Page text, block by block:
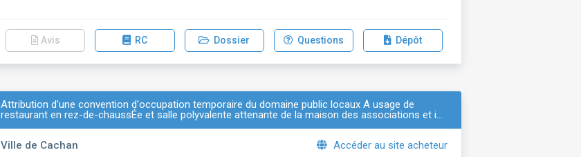
Avis RC Dossier Questions Dépôt
Attribution d'une convention d'occupation temporaire du domaine public locaux À usage de
restaurant en rez-de-chaussÉe et salle polyvalente attenante de la maison des associations et i…
Ville de Cachan Accéder au site acheteur